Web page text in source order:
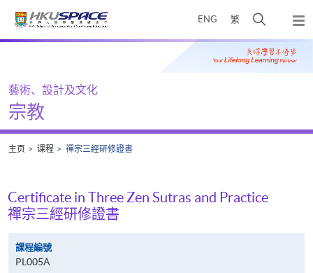
ENG 繁
开
搜
寻
弹
出
主
Main
藝術、設計及文化
宗教
主页 课程 禪宗三經研修證書
Certificate in Three Zen Sutras and Practice
禪宗三經研修證書
課程編號
PL005A